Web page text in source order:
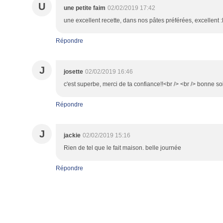
U une petite faim 02/02/2019 17:42
une excellent recette, dans nos pâtes préférées, excellent
Répondre
J josette 02/02/2019 16:46
c'est superbe, merci de ta confiance!!<br /> <br /> bonne
Répondre
J jackie 02/02/2019 15:16
Rien de tel que le fait maison. belle journée
Répondre